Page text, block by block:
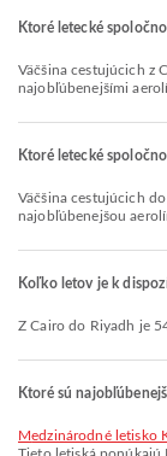
Ktoré letecké
Väčšina cestujúcich z
najobľúbenejšími
Ktoré letecké
Väčšina cestujúcich
najobľúbenejšou
Koľko letov je k
Z Cairo do Riyadh je
Ktoré sú
Medzinárodné letisko